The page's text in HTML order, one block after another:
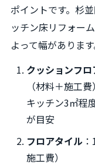
ポイントです。杉
ッチン床リフォー
よって幅があります
クッションフロ
（材料＋施工費）
キッチン3㎡程
が目安
フロアタイル
施工費）